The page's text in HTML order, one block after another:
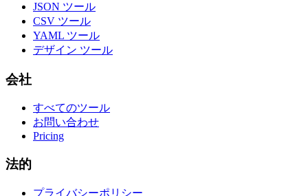
JSON ツール
CSV ツール
YAML ツール
デザイン ツール
会社
すべてのツール
お問い合わせ
Pricing
法的
プライバシーポリシー